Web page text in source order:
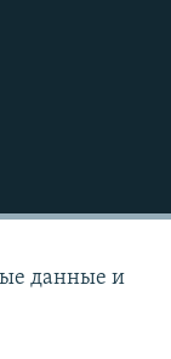
данные и